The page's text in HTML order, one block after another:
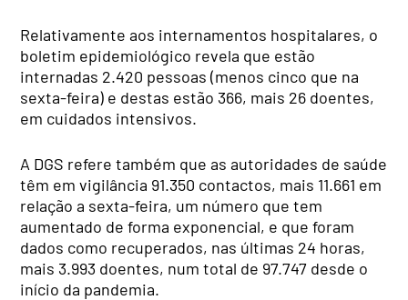
Relativamente aos internamentos hospitalares, o
boletim epidemiológico revela que estão
internadas 2.420 pessoas (menos cinco que na
sexta-feira) e destas estão 366, mais 26 doentes,
em cuidados intensivos.
A DGS refere também que as autoridades de saúde
têm em vigilância 91.350 contactos, mais 11.661 em
relação a sexta-feira, um número que tem
aumentado de forma exponencial, e que foram
dados como recuperados, nas últimas 24 horas,
mais 3.993 doentes, num total de 97.747 desde o
início da pandemia.